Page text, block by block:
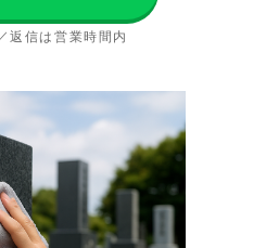
代行 受付中です。 現在も1日
め、ご希望の日程がある方は
掃費は〈現場確認後に最終見
のみの場合は〈概算〉のご案
受付を開始しました。 「何か
返信は営業時間内